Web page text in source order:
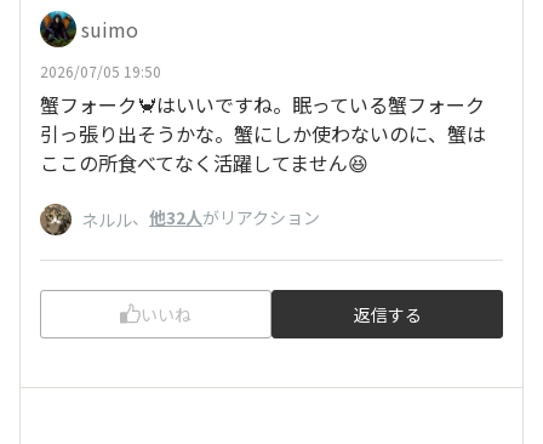
suimo
2026/07/05 19:50
蟹フォーク🦀はいいですね。眠っている蟹フォーク
引っ張り出そうかな。蟹にしか使わないのに、蟹は
ここの所食べてなく活躍してません😆
ネルル、 他32人がリアクション
いいね 返信する